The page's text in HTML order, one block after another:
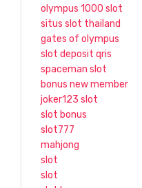
olympus 1000 slot
situs slot thailand
gates of olympus
slot deposit qris
spaceman slot
bonus new member
joker123 slot
slot bonus
slot777
mahjong
slot
slot